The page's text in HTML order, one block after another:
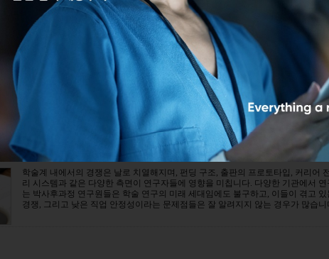
제가 주요 기여자로 참여했던 논문을 투고하려고 합니다. 연구 과정에서 제가 속한
원 선배가 문제 해결을 도와주고 또 데이타 분석에도 도움을 주었습니다. 저는 이
필자로 그 선배의 이름을 넣고 싶습니다. 제 지도 교수는 이번 실험에 사용한 세포
협력연구원의 이름을 공동필자로 넣기를 권했는데 이 경우는 확신이 없습니다. 논
사후과정 연구원들이 겪고 있는 어려움
2015년 01월 14일
| 조회수 36,258
평점:2.1
학술계 내에서의 경쟁은 날로 치열해지며, 펀딩 구조, 출판의 프로토타입, 커리어
리 시스템과 같은 다양한 측면이 연구자들에 영향을 미칩니다. 다양한 기관에서 연
는 박사후과정 연구원들은 학술 연구의 미래 세대임에도 불구하고, 이들이 겪고
경쟁, 그리고 낮은 직업 안정성이라는 문제점들은 잘 알려지지 않는 경우가 많습니